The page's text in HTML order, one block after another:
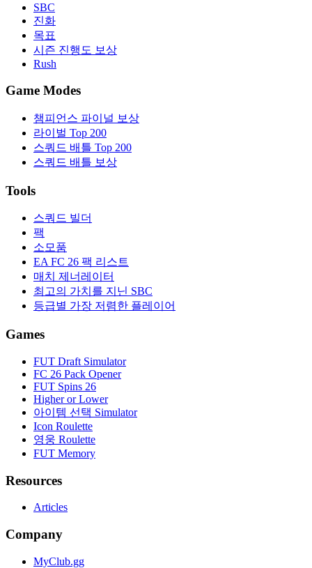
SBC
진화
목표
시즌 진행도 보상
Rush
Game Modes
챔피언스 파이널 보상
라이벌 Top 200
스쿼드 배틀 Top 200
스쿼드 배틀 보상
Tools
스쿼드 빌더
팩
소모품
EA FC 26 팩 리스트
매치 제너레이터
최고의 가치를 지닌 SBC
등급별 가장 저렴한 플레이어
Games
FUT Draft Simulator
FC 26 Pack Opener
FUT Spins 26
Higher or Lower
아이템 선택 Simulator
Icon Roulette
영웅 Roulette
FUT Memory
Resources
Articles
Company
MyClub.gg